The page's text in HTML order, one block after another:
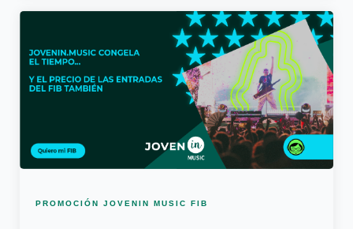
PROMOCIÓN JOVENIN MUSIC FIB